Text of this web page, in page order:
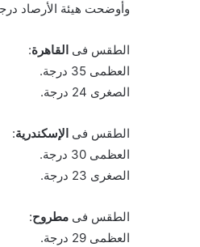
وأوضحت هيئة الأرصاد
الطقس فى القاهرة:
العظمى 35 درجة.
الصغرى 24 درجة.
الطقس فى الإسكندرية:
العظمى 30 درجة.
الصغرى 23 درجة.
الطقس فى مطروح:
العظمى 29 درجة.